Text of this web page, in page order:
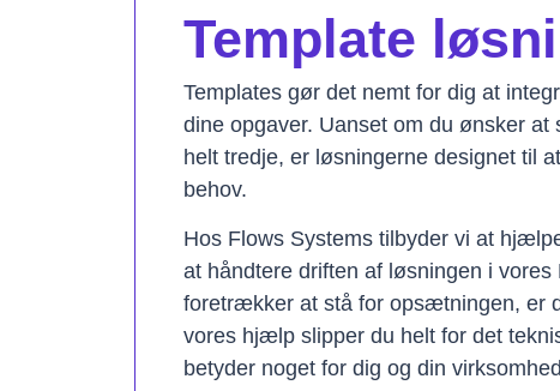
Template
Templates gør det nemt for dig at
dine opgaver. Uanset om du ønsker
helt tredje, er løsningerne designet til
behov.
Hos Flows Systems tilbyder vi at
at håndtere driften af løsningen i
foretrækker at stå for opsætningen, er
vores hjælp slipper du helt for det
betyder noget for dig og din